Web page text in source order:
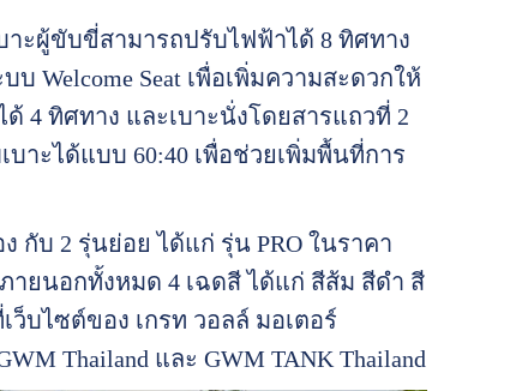
าะผู้ขับขี่สามารถปรับไฟฟ้าได้ 8 ทิศทาง
Welcome Seat เพื่อเพิ่มความสะดวกให้
4 ทิศทาง และเบาะนั่งโดยสารแถวที่ 2
าะได้แบบ 60:40 เพื่อช่วยเพิ่มพื้นที่การ
กับ 2 รุ่นย่อย ได้แก่ รุ่น PRO ในราคา
ภายนอกทั้งหมด 4 เฉดสี ได้แก่ สีส้ม สีดำ สี
ว็บไซต์ของ เกรท วอลล์ มอเตอร์
Thailand และ GWM TANK Thailand